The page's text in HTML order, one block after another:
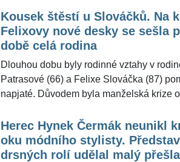
podpořit ti, jejichž podpory si nejvíc váží.
je to pro mě významný okamžik, protože
nový krok," uvedl Jiří Mádl pro
Kousek štěstí u Slováčků. Na
Felixovy nové desky se sešla
době celá rodina
Dlouhou dobu byly rodinné vztahy v
Patrasové (66) a Felixe Slováčka (87)
napjaté. Důvodem byla manželská krize
křtu Felixovy nové desky, která se
»Nádherná láska«, však všichni členové
stanuli společně na jednom pódiu a
Herec Hynek Čermák neunikl
oku módního stylisty.
drsných rolí udělal malý